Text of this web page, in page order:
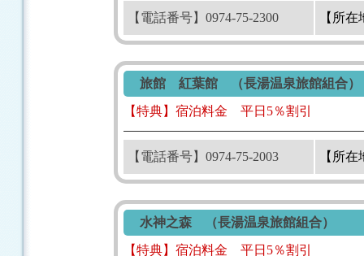
【電話番号】0974-75-2300 【所在
旅館 紅葉館 （長湯温泉旅館組合）
【特典】宿泊料金 平日5％割引
【電話番号】0974-75-2003 【所在
水神之森 （長湯温泉旅館組合）
【特典】宿泊料金 平日5％割引